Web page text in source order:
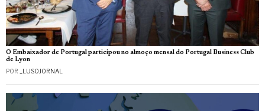
O Embaixador de Portugal participou no almoço mensal do Portugal Business Club
de Lyon
POR _LUSOJORNAL